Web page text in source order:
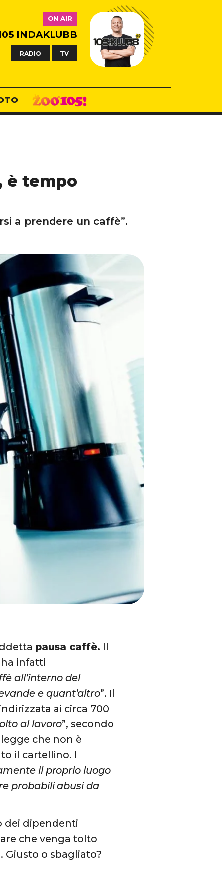
ON AIR
INDAKLUBB
RADIO TV
è tempo
a prendere un caffè”.
pausa caffè. Il
infatti
all’interno del
e quant’altro”. Il
ai circa 700
al lavoro”, secondo
che non è
il cartellino. I
il proprio luogo
probabili abusi da
dei dipendenti
che venga tolto
Giusto o sbagliato?